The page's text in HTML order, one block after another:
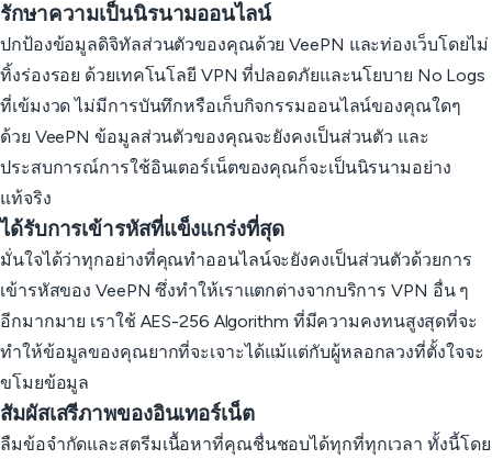
รักษาความเป็นนิรนามออนไลน์
ปกป้องข้อมูลดิจิทัลส่วนตัวของคุณด้วย VeePN และท่องเว็บโดยไม่
ทิ้งร่องรอย ด้วยเทคโนโลยี VPN ที่ปลอดภัยและนโยบาย No Logs
ที่เข้มงวด ไม่มีการบันทึกหรือเก็บกิจกรรมออนไลน์ของคุณใดๆ
ด้วย VeePN ข้อมูลส่วนตัวของคุณจะยังคงเป็นส่วนตัว และ
ประสบการณ์การใช้อินเตอร์เน็ตของคุณก็จะเป็นนิรนามอย่าง
แท้จริง
ได้รับการเข้ารหัสที่แข็งแกร่งที่สุด
มั่นใจได้ว่าทุกอย่างที่คุณทำออนไลน์จะยังคงเป็นส่วนตัวด้วยการ
เข้ารหัสของ VeePN ซึ่งทำให้เราแตกต่างจากบริการ VPN อื่น ๆ
อีกมากมาย เราใช้ AES-256 Algorithm ที่มีความคงทนสูงสุดที่จะ
ทำให้ข้อมูลของคุณยากที่จะเจาะได้แม้แต่กับผู้หลอกลวงที่ตั้งใจจะ
ขโมยข้อมูล
สัมผัสเสรีภาพของอินเทอร์เน็ต
ลืมข้อจำกัดและสตรีมเนื้อหาที่คุณชื่นชอบได้ทุกที่ทุกเวลา ทั้งนี้โดย